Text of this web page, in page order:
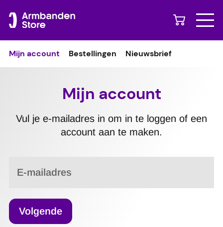
Mijn account Bestellingen Nieuwsbrief
Mijn account
Vul je e-mailadres in om in te loggen of een
account aan te maken.
E-mailadres
Volgende